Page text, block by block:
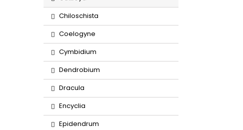
Chiloschista
Coelogyne
Cymbidium
Dendrobium
Dracula
Encyclia
Epidendrum